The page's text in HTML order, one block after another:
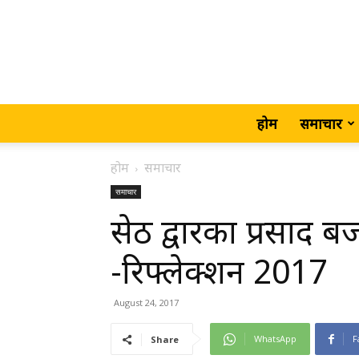
होम समाचार
होम समाचार
समाचार
सेठ द्वारका
-रिफ्लेक्शन 2017
August 24, 2017
Share WhatsApp